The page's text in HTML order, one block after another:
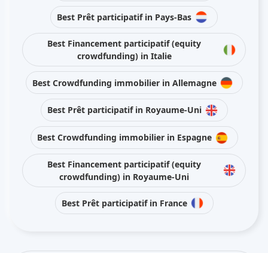
Best Prêt participatif in Pays-Bas
Best Financement participatif (equity
crowdfunding) in Italie
Best Crowdfunding immobilier in Allemagne
Best Prêt participatif in Royaume-Uni
Best Crowdfunding immobilier in Espagne
Best Financement participatif (equity
crowdfunding) in Royaume-Uni
Best Prêt participatif in France